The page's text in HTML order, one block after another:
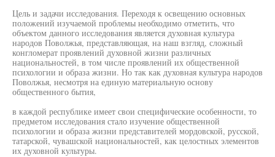
Цель и задачи исследования. Переходя к освещению основных
положений изучаемой проблемы необходимо отметить, что
объектом данного исследования является духовная культура
народов Поволжья, представляющая, на наш взгляд, сложный
конгломерат проявлений духовной жизни различных
национальностей, в том числе проявлений их общественной
психологии и образа жизни. Но так как духовная культура народов
Поволжья, несмотря на единую материальную основу
общественного бытия,
в каждой республике имеет свои специфические особенности, то
предметом исследования стало изучение общественной
психологии и образа жизни представителей мордовской, русской,
татарской, чувашской национальностей, как целостных элементов
их духовной культуры.